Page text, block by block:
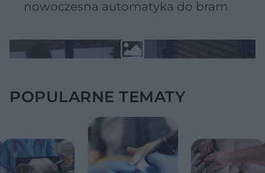
nowoczesna automatyka do bram
POPULARNE TEMATY